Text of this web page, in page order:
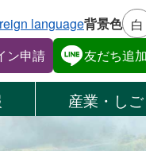
language背景色 白
ン申請
友だち追加
産業・しご